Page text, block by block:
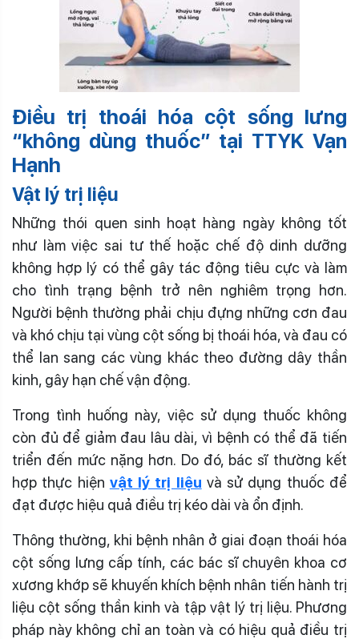
Điều trị thoái hóa cột sống lưng
“không dùng thuốc” tại TTYK Vạn
Hạnh
Vật lý trị liệu
Những thói quen sinh hoạt hàng ngày không tốt
như làm việc sai tư thế hoặc chế độ dinh dưỡng
không hợp lý có thể gây tác động tiêu cực và làm
cho tình trạng bệnh trở nên nghiêm trọng hơn.
Người bệnh thường phải chịu đựng những cơn đau
và khó chịu tại vùng cột sống bị thoái hóa, và đau có
thể lan sang các vùng khác theo đường dây thần
kinh, gây hạn chế vận động.
Trong tình huống này, việc sử dụng thuốc không
còn đủ để giảm đau lâu dài, vì bệnh có thể đã tiến
triển đến mức nặng hơn. Do đó, bác sĩ thường kết
hợp thực hiện vật lý trị liệu và sử dụng thuốc để
đạt được hiệu quả điều trị kéo dài và ổn định.
Thông thường, khi bệnh nhân ở giai đoạn thoái hóa
cột sống lưng cấp tính, các bác sĩ chuyên khoa cơ
xương khớp sẽ khuyến khích bệnh nhân tiến hành trị
liệu cột sống thần kinh và tập vật lý trị liệu. Phương
pháp này không chỉ an toàn và có hiệu quả điều trị